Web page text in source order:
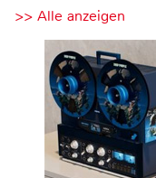
>> Alle anzeigen